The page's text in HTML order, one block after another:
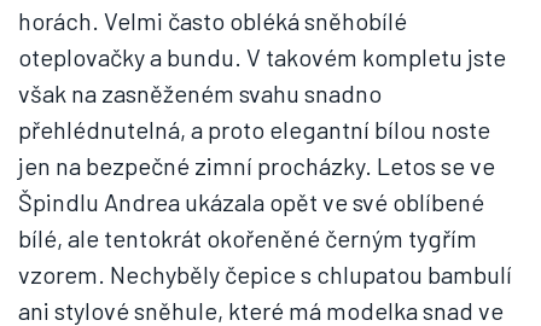
horách. Velmi často obléká sněhobílé
oteplovačky a bundu. V takovém kompletu jste
však na zasněženém svahu snadno
přehlédnutelná, a proto elegantní bílou noste
jen na bezpečné zimní procházky. Letos se ve
Špindlu Andrea ukázala opět ve své oblíbené
bílé, ale tentokrát okořeněné černým tygřím
vzorem. Nechyběly čepice s chlupatou bambulí
ani stylové sněhule, které má modelka snad ve